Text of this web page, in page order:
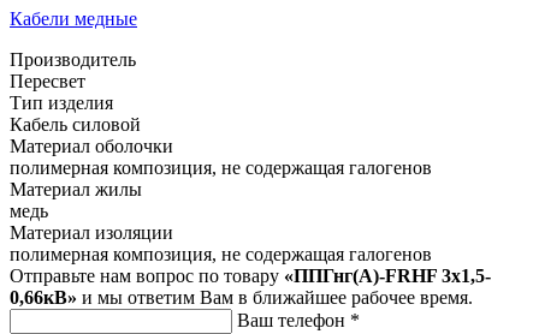
Кабели медные
Производитель
Пересвет
Тип изделия
Кабель силовой
Материал оболочки
полимерная композиция, не содержащая галогенов
Материал жилы
медь
Материал изоляции
полимерная композиция, не содержащая галогенов
Отправьте нам вопрос по товару «ППГнг(А)-FRHF 3х1,5-
0,66кВ» и мы ответим Вам в ближайшее рабочее время.
Ваш телефон *